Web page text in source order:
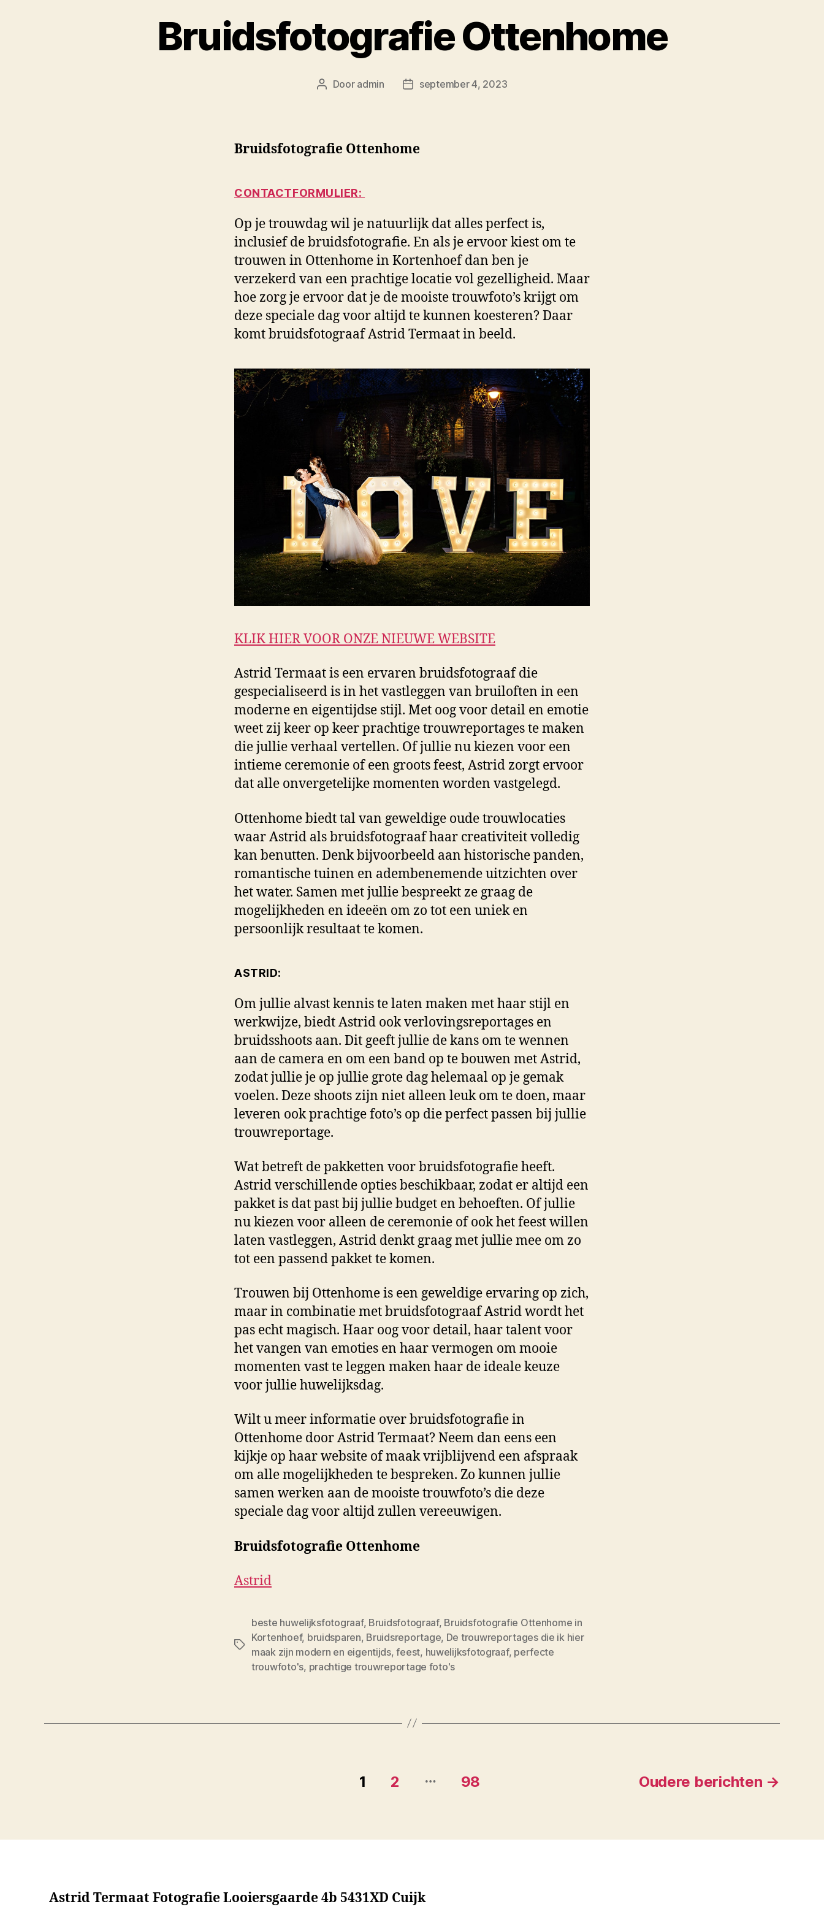
Bruidsfotografie Ottenhome
Berichtauteur
Door admin Berichtdatum
september 4, 2023
Bruidsfotografie Ottenhome
CONTACTFORMULIER:
Op je trouwdag wil je natuurlijk dat alles perfect is,
inclusief de bruidsfotografie. En als je ervoor kiest om te
trouwen in Ottenhome in Kortenhoef dan ben je
verzekerd van een prachtige locatie vol gezelligheid. Maar
hoe zorg je ervoor dat je de mooiste trouwfoto’s krijgt om
deze speciale dag voor altijd te kunnen koesteren? Daar
komt bruidsfotograaf Astrid Termaat in beeld.
KLIK HIER VOOR ONZE NIEUWE WEBSITE
Astrid Termaat is een ervaren bruidsfotograaf die
gespecialiseerd is in het vastleggen van bruiloften in een
moderne en eigentijdse stijl. Met oog voor detail en emotie
weet zij keer op keer prachtige trouwreportages te maken
die jullie verhaal vertellen. Of jullie nu kiezen voor een
intieme ceremonie of een groots feest, Astrid zorgt ervoor
dat alle onvergetelijke momenten worden vastgelegd.
Ottenhome biedt tal van geweldige oude trouwlocaties
waar Astrid als bruidsfotograaf haar creativiteit volledig
kan benutten. Denk bijvoorbeeld aan historische panden,
romantische tuinen en adembenemende uitzichten over
het water. Samen met jullie bespreekt ze graag de
mogelijkheden en ideeën om zo tot een uniek en
persoonlijk resultaat te komen.
ASTRID:
Om jullie alvast kennis te laten maken met haar stijl en
werkwijze, biedt Astrid ook verlovingsreportages en
bruidsshoots aan. Dit geeft jullie de kans om te wennen
aan de camera en om een band op te bouwen met Astrid,
zodat jullie je op jullie grote dag helemaal op je gemak
voelen. Deze shoots zijn niet alleen leuk om te doen, maar
leveren ook prachtige foto’s op die perfect passen bij jullie
trouwreportage.
Wat betreft de pakketten voor bruidsfotografie heeft.
Astrid verschillende opties beschikbaar, zodat er altijd een
pakket is dat past bij jullie budget en behoeften. Of jullie
nu kiezen voor alleen de ceremonie of ook het feest willen
laten vastleggen, Astrid denkt graag met jullie mee om zo
tot een passend pakket te komen.
Trouwen bij Ottenhome is een geweldige ervaring op zich,
maar in combinatie met bruidsfotograaf Astrid wordt het
pas echt magisch. Haar oog voor detail, haar talent voor
het vangen van emoties en haar vermogen om mooie
momenten vast te leggen maken haar de ideale keuze
voor jullie huwelijksdag.
Wilt u meer informatie over bruidsfotografie in
Ottenhome door Astrid Termaat? Neem dan eens een
kijkje op haar website of maak vrijblijvend een afspraak
om alle mogelijkheden te bespreken. Zo kunnen jullie
samen werken aan de mooiste trouwfoto’s die deze
speciale dag voor altijd zullen vereeuwigen.
Bruidsfotografie Ottenhome
Astrid
Tags
beste huwelijksfotograaf, Bruidsfotograaf, Bruidsfotografie Ottenhome in
Kortenhoef, bruidsparen, Bruidsreportage, De trouwreportages die ik hier
maak zijn modern en eigentijds,feest, huwelijksfotograaf, perfecte
trouwfoto's, prachtige trouwreportage foto's
1 2 … 98 Oudere berichten →
Astrid Termaat Fotografie Looiersgaarde 4b 5431XD Cuijk